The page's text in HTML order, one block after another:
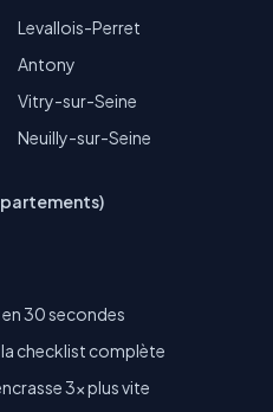
Levallois-Perret
Antony
Vitry-sur-Seine
Neuilly-sur-Seine
30 secondes
checklist complète
3x plus vite